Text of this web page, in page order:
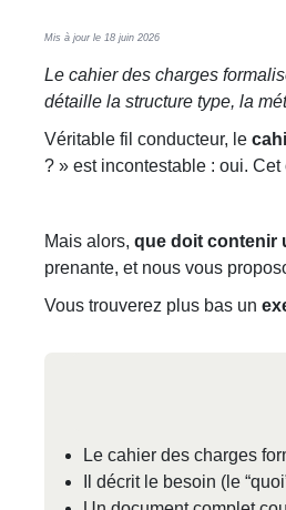
Mis à jour le 18 juin 2026
Le cahier des charges
détaille la structure type, la
Véritable fil conducteur, le
? » est incontestable : oui.
Mais alors, que doit contenir
prenante, et nous vous
Vous trouverez plus bas un
Le cahier des charges
Il décrit le besoin (le